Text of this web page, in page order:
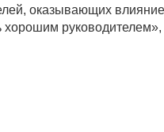
оказывающих
хорошим